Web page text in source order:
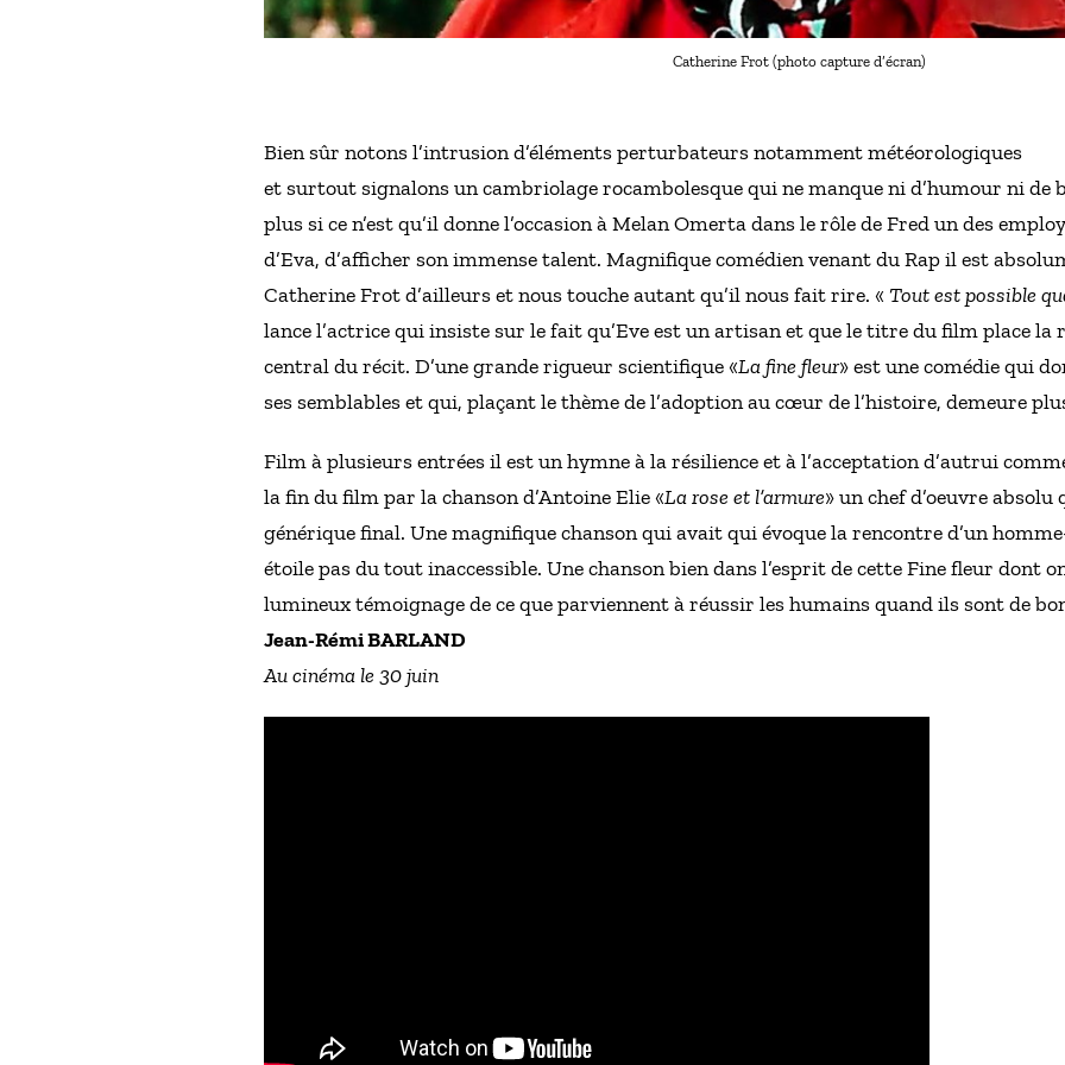
Catherine Frot (photo capture d’écran)
Bien sûr notons l’intrusion d’éléments perturbateurs notamment météorologiques
et surtout signalons un cambriolage rocambolesque qui ne manque ni d’humour ni de
plus si ce n’est qu’il donne l’occasion à Melan Omerta dans le rôle de Fred un des
d’Eva, d’afficher son immense talent. Magnifique comédien venant du Rap il est
Catherine Frot d’ailleurs et nous touche autant qu’il nous fait rire. « Tout est possible
lance l’actrice qui insiste sur le fait qu’Eve est un artisan et que le titre du film place la
central du récit. D’une grande rigueur scientifique «La fine fleur» est une comédie qui
ses semblables et qui, plaçant le thème de l’adoption au cœur de l’histoire, demeure
Film à plusieurs entrées il est un hymne à la résilience et à l’acceptation d’autrui
la fin du film par la chanson d’Antoine Elie «La rose et l’armure» un chef d’oeuvre absolu
générique final. Une magnifique chanson qui avait qui évoque la rencontre d’un
étoile pas du tout inaccessible. Une chanson bien dans l’esprit de cette Fine fleur dont
lumineux témoignage de ce que parviennent à réussir les humains quand ils sont de
Jean-Rémi BARLAND
Au cinéma le 30 juin